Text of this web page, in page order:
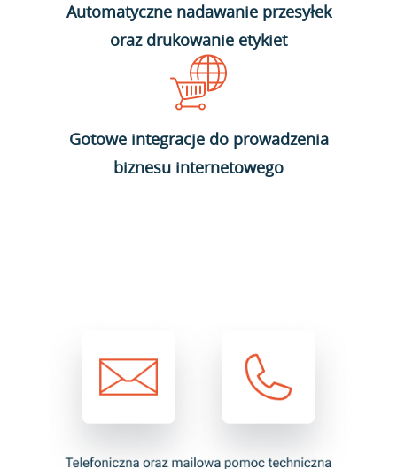
Automatyczne nadawanie przesyłek
oraz drukowanie etykiet
Gotowe integracje do prowadzenia
biznesu internetowego